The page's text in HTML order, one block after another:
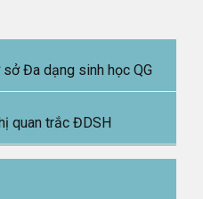
Đa dạng sinh học QG
quan trắc ĐDSH